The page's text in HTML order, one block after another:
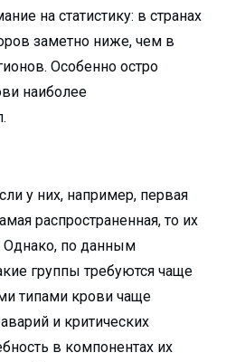
на статистику: в странах
заметно ниже, чем в
Особенно остро
наиболее
у них, например, первая
распространенная, то их
Однако, по данным
группы требуются чаще
типами крови чаще
и критических
в компонентах их